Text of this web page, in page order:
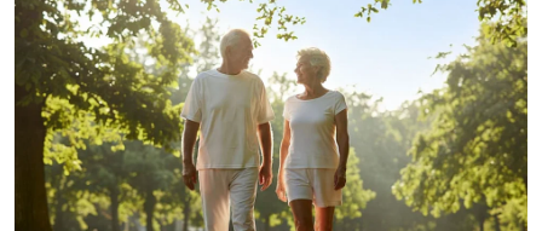
Johor imarah masjid dengan
solat Maghrib, Isyak berjemaah
Johor
Hospital Pasir Gudang belum
beroperasi penuh, 1,192
jawatan masih kosong - Onn
Hafiz